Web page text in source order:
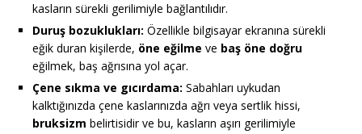
kasların sürekli gerilimiyle bağlantılıdır.
Duruş bozuklukları: Özellikle bilgisayar ekranına sürekli
eğik duran kişilerde, öne eğilme ve baş öne doğru
eğilmek, baş ağrısına yol açar.
Çene sıkma ve gıcırdama: Sabahları uykudan
kalktığınızda çene kaslarınızda ağrı veya sertlik hissi,
bruksizm belirtisidir ve bu, kasların aşırı gerilimiyle